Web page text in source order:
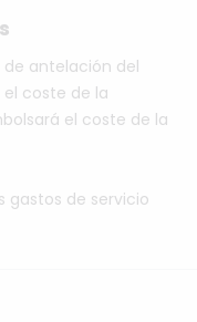
antelación del
coste de la
el coste de la
gastos de servicio